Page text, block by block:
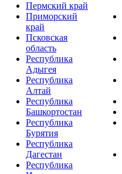
Пермский край
Приморский
край
Псковская
область
Республика
Адыгея
Республика
Алтай
Республика
Башкортостан
Республика
Бурятия
Республика
Дагестан
Республика